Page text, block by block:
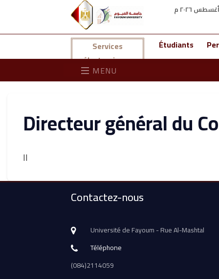
Services
électroniques
Étudiants
MENU
Directeur général du
اا
Contactez-nous
Université de Fayoum - Rue Al-Mashtal
Téléphone
(084)2114059